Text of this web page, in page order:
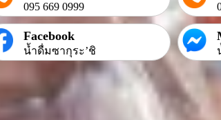
095 669 0999
Facebook
น้ำดื่มซากุระ’ชิ